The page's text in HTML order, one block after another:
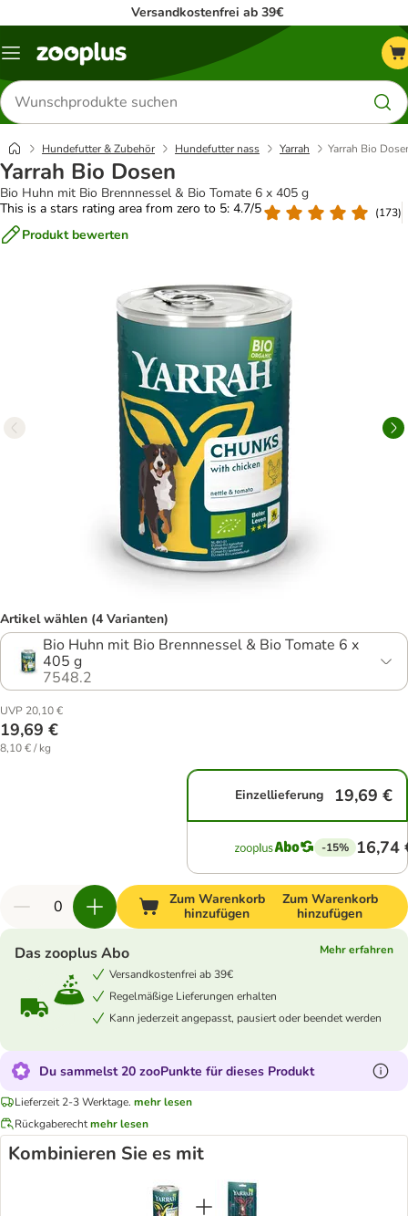
Versandkostenfrei ab 39€
Menü
Produkte
suchen
Hundefutter & Zubehör Hundefutter nass Yarrah Yarrah Bio
Yarrah Bio Dosen
Bio Huhn mit Bio Brennnessel & Bio Tomate 6 x 405 g
This is a stars rating area from zero to 5: 4.7/5
(173)
Produkt bewerten
Artikel wählen (4 Varianten)
Bio Huhn mit Bio Brennnessel & Bio Tomate 6 x
405 g
7548.2
UVP 20,10 €
19,69 €
8,10 € / kg
Einzellieferung 19,69 €
-15% 16,74
Zum Warenkorb
hinzufügen
Zum Warenkorb
hinzufügen
Das zooplus Abo
Mehr erfahren
Versandkostenfrei ab 39€
Regelmäßige Lieferungen erhalten
Kann jederzeit angepasst, pausiert oder beendet werden
Du sammelst 20 zooPunkte für dieses Produkt
Lieferzeit 2-3 Werktage. mehr lesen
Rückgaberechtmehr lesen
Kombinieren Sie es mit